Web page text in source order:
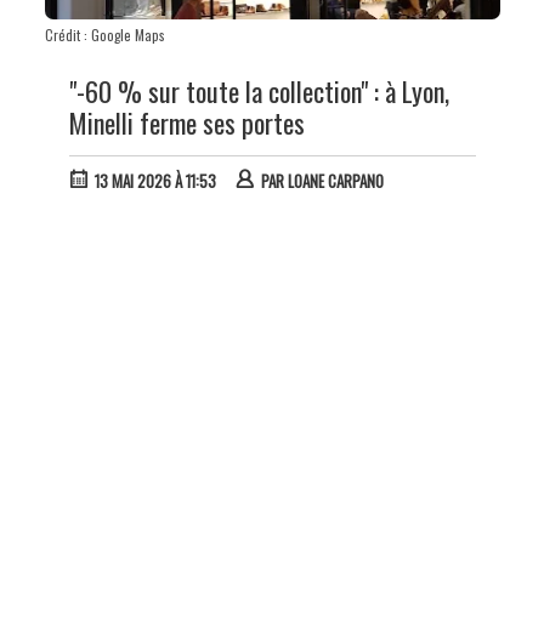
Crédit : Google Maps
"-60 % sur toute la collection" : à Lyon,
Minelli ferme ses portes
13 MAI 2026 À 11:53 PARLOANE CARPANO